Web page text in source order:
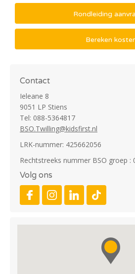
Rondleiding
Bereken
Contact
Ieleane 8
9051 LP Stiens
Tel: 088-5364817
BSO.Twilling@kidsfirst.nl
LRK-nummer: 425662056
Rechtstreeks nummer BSO groep :
Volg ons